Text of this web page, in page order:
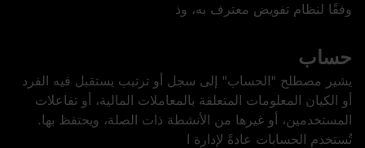
وفقًا لنظام تفويض معترف به، وذ
حساب
يشير مصطلح "الحساب" إلى سجل أو ترتيب يستقبل فيه الفرد
أو الكيان المعلومات المتعلقة بالمعاملات المالية، أو تفاعلات
المستخدمين، أو غيرها من الأنشطة ذات الصلة، ويحتفظ بها.
تُستخدم الحسابات عادةً لإدارة ا